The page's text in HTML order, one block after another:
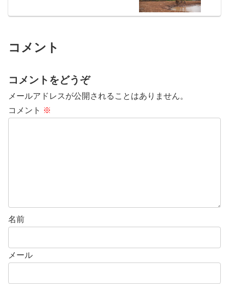
コメント
コメントをどうぞ
メールアドレスが公開されることはありません。
コメント ※
名前
メール